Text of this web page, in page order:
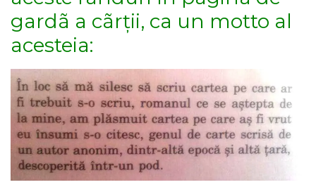
gardã a cãrții, ca un motto al
acesteia: